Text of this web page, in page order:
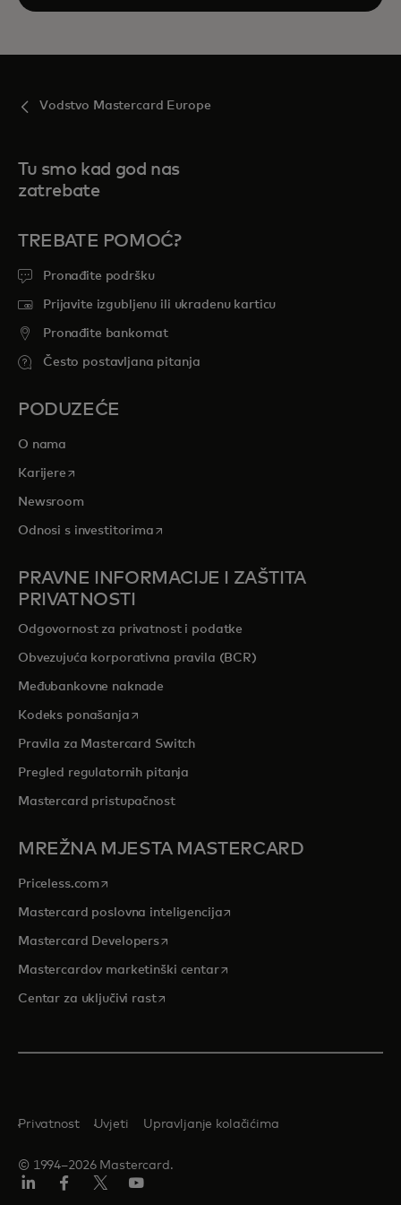
Vodstvo Mastercard Europe
Tu smo kad god nas
zatrebate
TREBATE POMOĆ?
Pronađite podršku
Prijavite izgubljenu ili ukradenu karticu
Pronađite bankomat
Često postavljana pitanja
PODUZEĆE
O nama
Karijereopens in a new tab
Newsroom
Odnosi s investitorimaopens in a new tab
PRAVNE INFORMACIJE I ZAŠTITA
PRIVATNOSTI
Odgovornost za privatnost i podatke
Obvezujuća korporativna pravila (BCR)
Međubankovne naknade
Kodeks ponašanjaopens in a new tab
Pravila za Mastercard Switch
Pregled regulatornih pitanja
Mastercard pristupačnost
MREŽNA MJESTA MASTERCARD
Priceless.com opens in a new tab
Mastercard poslovna inteligencijaopens in a new tab
Mastercard Developersopens in a new tab
Mastercardov marketinški centaropens in a new tab
Centar za uključivi rastopens in a new tab
© 1994–2026 Mastercard.
Privatnost Uvjeti Upravljanje kolačićima